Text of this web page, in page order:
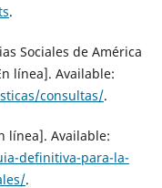
.
Sociales de América
línea]. Available:
consultas/.
línea]. Available:
definitiva-para-la-
.